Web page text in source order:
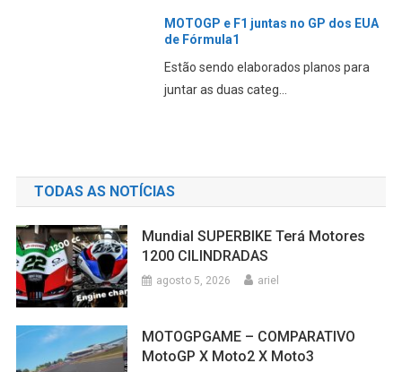
MOTOGP e F1 juntas no GP dos EUA
de Fórmula1
Estão sendo elaborados planos para
juntar as duas categ...
TODAS AS NOTÍCIAS
Mundial SUPERBIKE Terá Motores
1200 CILINDRADAS
agosto 5, 2026 ariel
MOTOGPGAME – COMPARATIVO
MotoGP X Moto2 X Moto3